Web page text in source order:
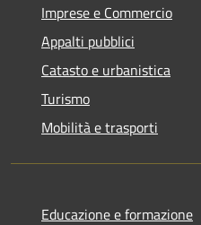
Imprese e Commercio
Appalti pubblici
Catasto e urbanistica
Turismo
Mobilità e trasporti
Educazione e formazione